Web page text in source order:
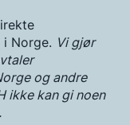
i Norge. Vi gjør
og andre
ikke kan gi noen